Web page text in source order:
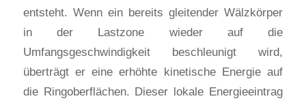
entsteht. Wenn ein bereits gleitender Wälzkörper
in der Lastzone wieder auf die
Umfangsgeschwindigkeit beschleunigt wird,
überträgt er eine erhöhte kinetische Energie auf
die Ringoberflächen. Dieser lokale Energieeintrag